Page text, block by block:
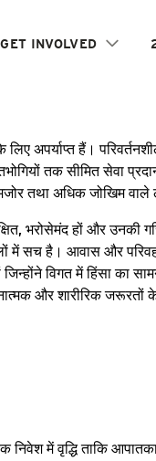
GET INVOLVED
लिए अपर्याप्त हैं।
तक सीमित सेवा
तथा अधिक जोखिम वाले
भरोसेमंद हों और उनकी
में सच है। आवास और
विगत में हिंसा का
और शारीरिक
निवेश में वृद्धि ताकि